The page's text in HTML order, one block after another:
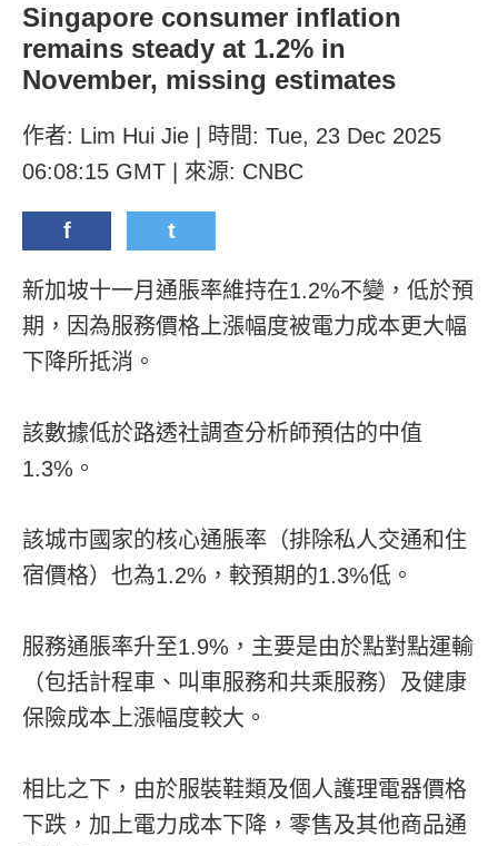
Singapore consumer inflation
remains steady at 1.2% in
November, missing estimates
作者: Lim Hui Jie | 時間: Tue, 23 Dec 2025
06:08:15 GMT | 來源: CNBC
f t
新加坡十一月通脹率維持在1.2%不變，低於預
期，因為服務價格上漲幅度被電力成本更大幅
下降所抵消。
該數據低於路透社調查分析師預估的中值
1.3%。
該城市國家的核心通脹率（排除私人交通和住
宿價格）也為1.2%，較預期的1.3%低。
服務通脹率升至1.9%，主要是由於點對點運輸
（包括計程車、叫車服務和共乘服務）及健康
保險成本上漲幅度較大。
相比之下，由於服裝鞋類及個人護理電器價格
下跌，加上電力成本下降，零售及其他商品通